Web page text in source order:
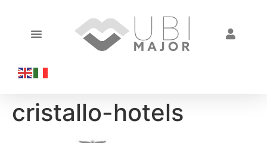
cristallo-hotels